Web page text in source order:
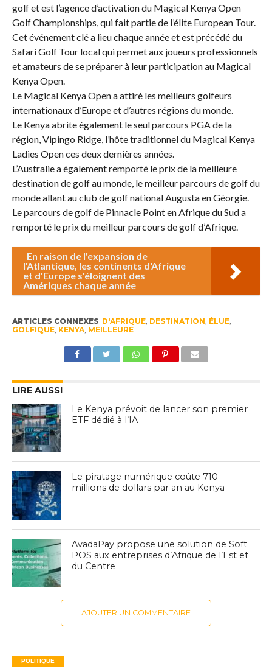
golf et est l’agence d’activation du Magical Kenya Open
Golf Championships, qui fait partie de l’élite European Tour.
Cet événement clé a lieu chaque année et est précédé du
Safari Golf Tour local qui permet aux joueurs professionnels
et amateurs de se préparer à leur participation au Magical
Kenya Open.
Le Magical Kenya Open a attiré les meilleurs golfeurs
internationaux d’Europe et d’autres régions du monde.
Le Kenya abrite également le seul parcours PGA de la
région, Vipingo Ridge, l’hôte traditionnel du Magical Kenya
Ladies Open ces deux dernières années.
L’Australie a également remporté le prix de la meilleure
destination de golf au monde, le meilleur parcours de golf du
monde allant au club de golf national Augusta en Géorgie.
Le parcours de golf de Pinnacle Point en Afrique du Sud a
remporté le prix du meilleur parcours de golf d’Afrique.
En raison de l'expansion de
l'Atlantique, les continents d'Afrique
et d'Europe s'éloignent des
Amériques chaque année
ARTICLES CONNEXES D'AFRIQUE, DESTINATION, ÉLUE,
GOLFIQUE, KENYA, MEILLEURE
LIRE AUSSI
Le Kenya prévoit de lancer son premier
ETF dédié à l’IA
Le piratage numérique coûte 710
millions de dollars par an au Kenya
AvadaPay propose une solution de Soft
POS aux entreprises d’Afrique de l’Est et
du Centre
AJOUTER UN COMMENTAIRE
POLITIQUE